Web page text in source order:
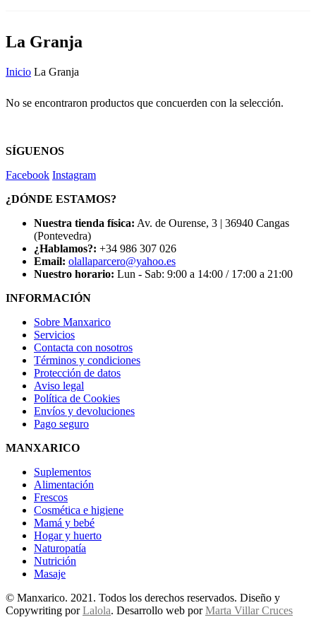
La Granja
Inicio La Granja
No se encontraron productos que concuerden con la selección.
SÍGUENOS
Facebook Instagram
¿DÓNDE ESTAMOS?
Nuestra tienda física: Av. de Ourense, 3 | 36940 Cangas
(Pontevedra)
¿Hablamos?: +34 986 307 026
Email: olallaparcero@yahoo.es
Nuestro horario: Lun - Sab: 9:00 a 14:00 / 17:00 a 21:00
INFORMACIÓN
Sobre Manxarico
Servicios
Contacta con nosotros
Términos y condiciones
Protección de datos
Aviso legal
Política de Cookies
Envíos y devoluciones
Pago seguro
MANXARICO
Suplementos
Alimentación
Frescos
Cosmética e higiene
Mamá y bebé
Hogar y huerto
Naturopatía
Nutrición
Masaje
© Manxarico. 2021. Todos los derechos reservados. Diseño y
Copywriting porLalola. Desarrollo web porMarta Villar Cruces